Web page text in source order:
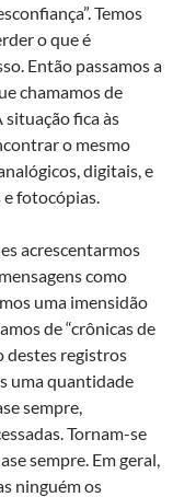
Temos
o que é
Então passamos a
chamamos de
fica às
o mesmo
digitais, e
e fotocópias.
acrescentarmos
como
uma imensidão
de “crônicas de
destes registros
uma quantidade
sempre,
Tornam-se
sempre. Em geral,
ninguém os